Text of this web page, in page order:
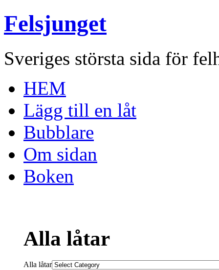
Felsjunget
Sveriges största sida för
HEM
Lägg till en låt
Bubblare
Om sidan
Boken
Alla låtar
Alla låtar